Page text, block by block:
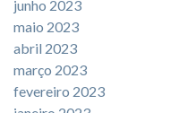
junho 2023
maio 2023
abril 2023
março 2023
fevereiro 2023